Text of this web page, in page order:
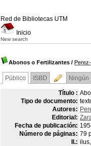
Red de Bibliotecas UTM
Inicio
New search
Abonos o Fertilizantes /
Público ISBD Ningún
Título :
Tipo de documento:
Autores:
Editorial:
Fecha de publicación:
Número de páginas: 79
Il.: